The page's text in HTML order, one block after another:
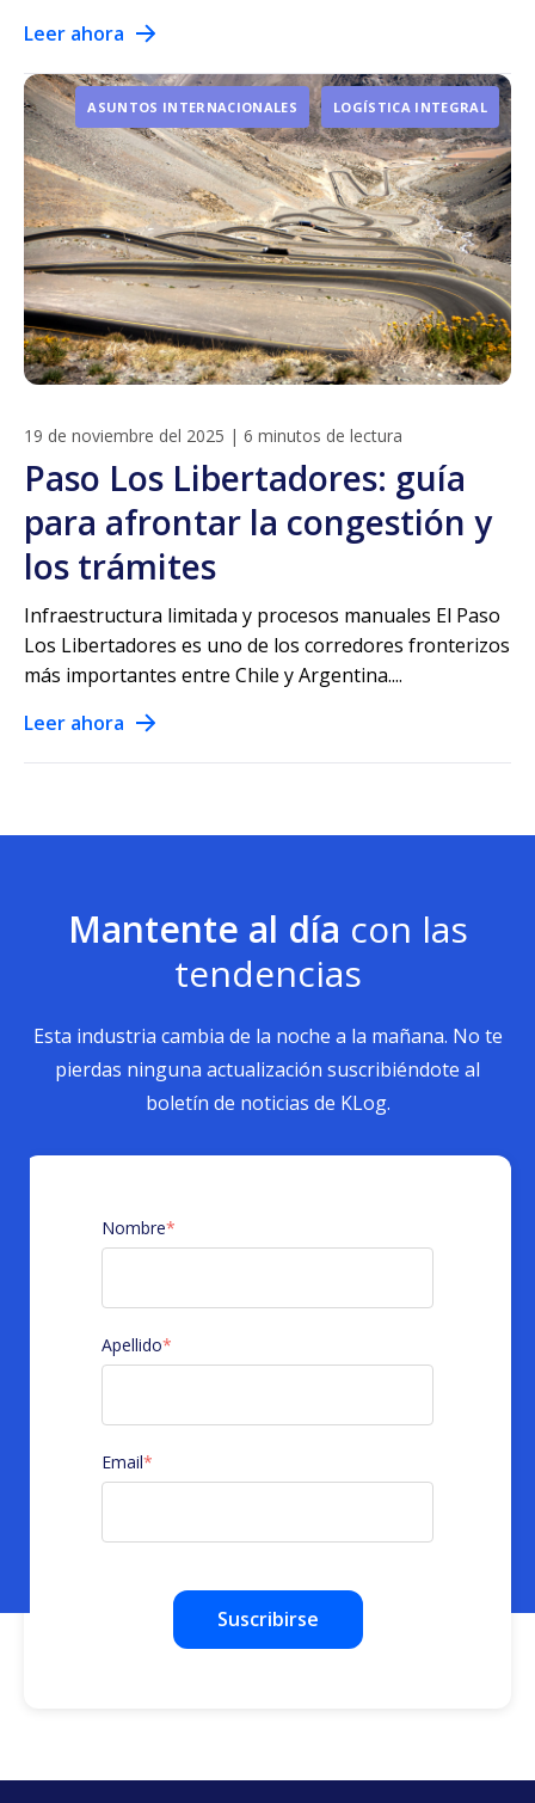
Leer ahora
ASUNTOS INTERNACIONALES LOGÍSTICA INTEGRAL
19 de noviembre del 2025 | 6 minutos de lectura
Paso Los Libertadores: guía
para afrontar la congestión y
los trámites
Infraestructura limitada y procesos manuales El Paso
Los Libertadores es uno de los corredores fronterizos
más importantes entre Chile y Argentina....
Leer ahora
Mantente al día con las
tendencias
Esta industria cambia de la noche a la mañana. No te
pierdas ninguna actualización suscribiéndote al
boletín de noticias de KLog.
Nombre*
Apellido*
Email*